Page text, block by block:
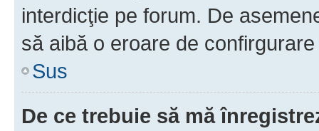
interdicţie pe forum. De
să aibă o eroare de
Sus
De ce trebuie să mă